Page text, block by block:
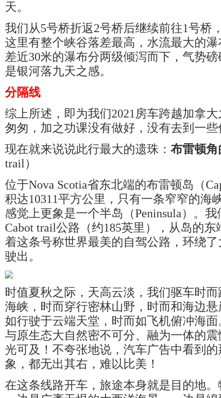
天。
我们从5号桥折返2号桥后继续前往1号桥
这里有整个峡谷落差最高，水流最大的
差近30米的瀑布分两级倾泻而下，气势
是银河落九天之感。
分隔线
综上所述，即为我们2021房车跨越加拿
匆匆，加之功课没有做好，没有去到一
现在就来说说此行最大的遗珠： 布雷顿
trail）
位于Nova Scotia省东北端的布雷顿岛（
积达10311平方公里，只有一条窄窄的海
感觉上更象是一个半岛（Peninsula）。
Cabot trail公路（约185英里），从岛的
着这条号称世界最美的自驾公路，环绕
驶出。
时值夏秋之际，天高云淡，我们驱车时
海峡，时而穿行密林山野，时而和海边
如行驶于云端天堂，时而如飞机俯冲海
与原生态大自然密不可分、融为一体的
光可及！不夸张地说，汽车广告中看到
象，都无出其右，难以比美！
在这条线路开车，旅途本身就是目的地